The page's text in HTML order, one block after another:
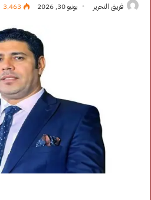
فريق التحرير يونيو 30, 2026 3٬463